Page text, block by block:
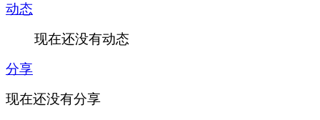
动态
现在还没有动态
分享
现在还没有分享